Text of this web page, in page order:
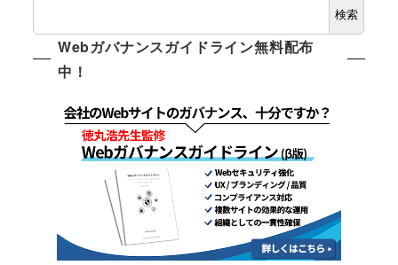
検索
Webガバナンスガイドライン無料配布
中！